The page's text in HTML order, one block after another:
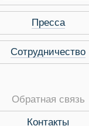
Пресса
Сотрудничество
Обратная связь
Контакты